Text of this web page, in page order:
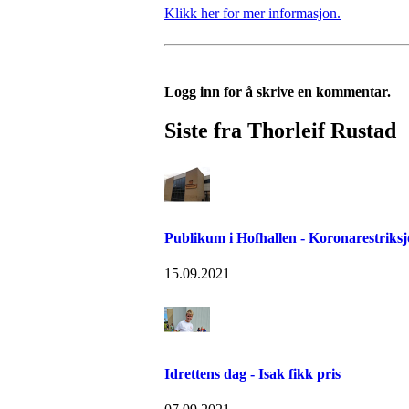
Klikk her for mer informasjon.
Logg inn for å skrive en kommentar.
Siste fra Thorleif Rustad
Publikum i Hofhallen -
15.09.2021
Idrettens dag - Isak fikk pris